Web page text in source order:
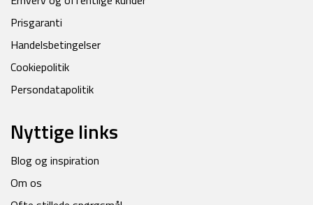
Prisgaranti
Handelsbetingelser
Cookiepolitik
Persondatapolitik
Nyttige links
Blog og inspiration
Om os